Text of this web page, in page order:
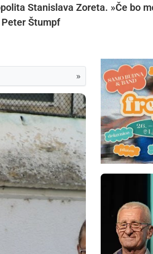
Stanislava Zoreta. »Če bo
Štumpf
»